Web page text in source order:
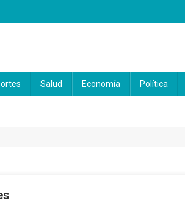
Salud Economía Política